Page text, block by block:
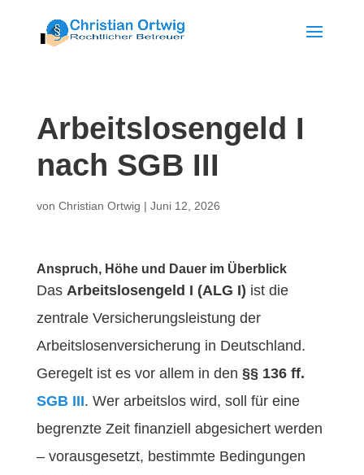
Arbeitslosengeld I
nach SGB III
von Christian Ortwig | Juni 12, 2026
Anspruch, Höhe und Dauer im Überblick
Das Arbeitslosengeld I (ALG I) ist die
zentrale Versicherungsleistung der
Arbeitslosenversicherung in Deutschland.
Geregelt ist es vor allem in den §§ 136 ff.
SGB III. Wer arbeitslos wird, soll für eine
begrenzte Zeit finanziell abgesichert werden
– vorausgesetzt, bestimmte Bedingungen